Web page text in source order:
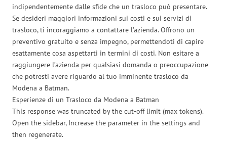
indipendentemente dalle sfide che un trasloco può presentare.
Se desideri maggiori informazioni sui costi e sui servizi di
trasloco, ti incoraggiamo a contattare l’azienda. Offrono un
preventivo gratuito e senza impegno, permettendoti di capire
esattamente cosa aspettarti in termini di costi. Non esitare a
raggiungere l’azienda per qualsiasi domanda o preoccupazione
che potresti avere riguardo al tuo imminente trasloco da
Modena a Batman.
Esperienze di un Trasloco da Modena a Batman
This response was truncated by the cut-off limit (max tokens).
Open the sidebar, Increase the parameter in the settings and
then regenerate.